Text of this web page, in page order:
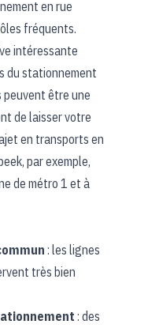
en rue
fréquents.
intéressante
du stationnement
être une
de laisser votre
en transports en
par exemple,
de métro 1 et à
: les lignes
très bien
: des